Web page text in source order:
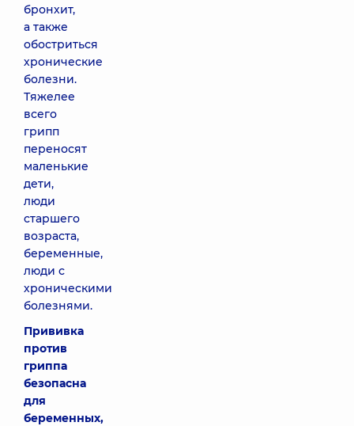
бронхит,
а также
обостриться
хронические
болезни.
Тяжелее
всего
грипп
переносят
маленькие
дети,
люди
старшего
возраста,
беременные,
люди с
хроническими
болезнями.
Прививка
против
гриппа
безопасна
для
беременных,